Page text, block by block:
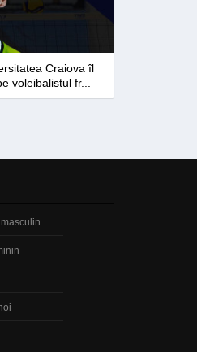
Craiova îl
voleibalistul fr...